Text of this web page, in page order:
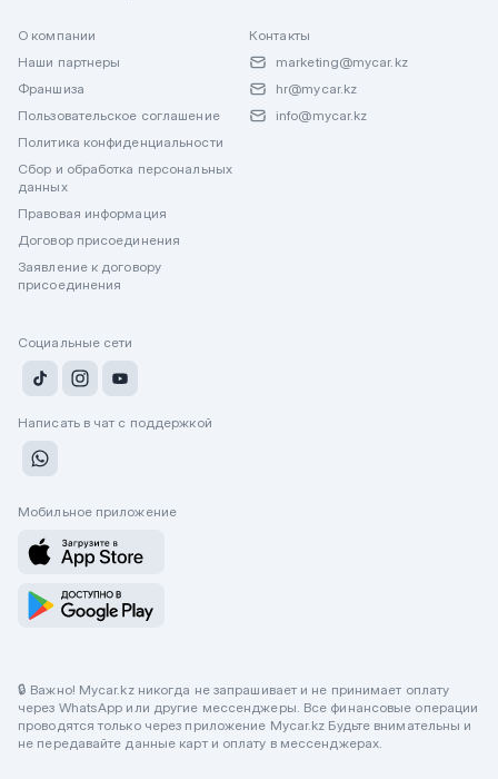
О компании
Наши партнеры
Франшиза
Пользовательское соглашение
Политика конфиденциальности
Сбор и обработка персональных
данных
Правовая информация
Договор присоединения
Заявление к договору
присоединения
Контакты
marketing@mycar.kz
hr@mycar.kz
info@mycar.kz
Социальные сети
Написать в чат с поддержкой
Мобильное приложение
🔒 Важно! Mycar.kz никогда не запрашивает и не принимает оплату
через WhatsApp или другие мессенджеры. Все финансовые операции
проводятся только через приложение Mycar.kz Будьте внимательны и
не передавайте данные карт и оплату в мессенджерах.